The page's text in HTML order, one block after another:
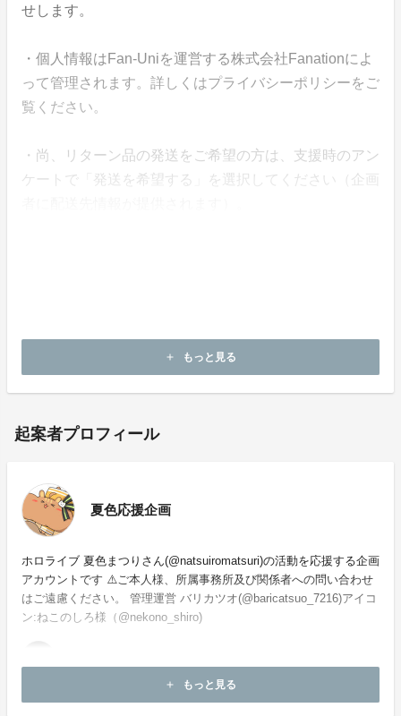
せします。
・個人情報はFan-Uniを運営する株式会社Fanationによ
って管理されます。詳しくはプライバシーポリシーをご
覧ください。
・尚、リターン品の発送をご希望の方は、支援時のアン
ケートで「発送を希望する」を選択してください（企画
所等へのお問い合わせはご遠慮願います。
add もっと見る
起案者プロフィール
夏色応援企画
ホロライブ 夏色まつりさん(@natsuiromatsuri)の活動を応援する企画
アカウントです ⚠️ご本人様、所属事務所及び関係者への問い合わせ
はご遠慮ください。 管理運営 バリカツオ(@baricatsuo_7216)アイコ
ン:ねこのしろ様（@nekono_shiro)
add もっと見る